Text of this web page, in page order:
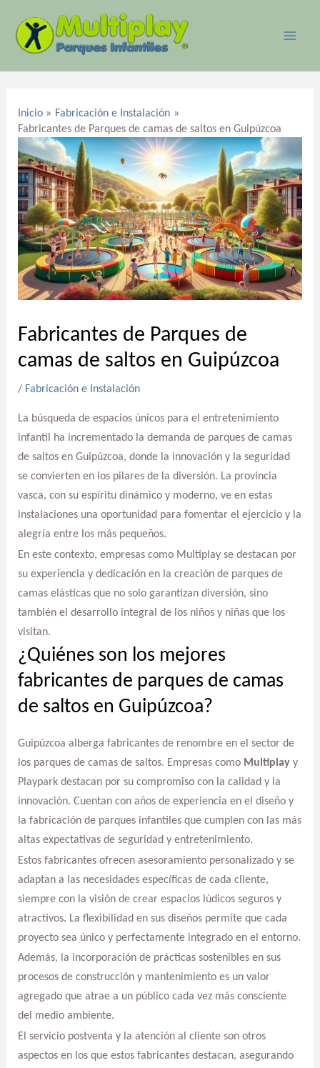
contenido
Inicio
Fabricación e Instalación
Fabricantes de Parques de camas de saltos en Guipúzcoa
Fabricantes de Parques de
camas de saltos en Guipúzcoa
/ Fabricación e Instalación
La búsqueda de espacios únicos para el entretenimiento
infantil ha incrementado la demanda de parques de camas
de saltos en Guipúzcoa, donde la innovación y la seguridad
se convierten en los pilares de la diversión. La provincia
vasca, con su espíritu dinámico y moderno, ve en estas
instalaciones una oportunidad para fomentar el ejercicio y la
alegría entre los más pequeños.
En este contexto, empresas como Multiplay se destacan por
su experiencia y dedicación en la creación de parques de
camas elásticas que no solo garantizan diversión, sino
también el desarrollo integral de los niños y niñas que los
visitan.
¿Quiénes son los mejores
fabricantes de parques de camas
de saltos en Guipúzcoa?
Guipúzcoa alberga fabricantes de renombre en el sector de
los parques de camas de saltos. Empresas como Multiplayy
Playpark destacan por su compromiso con la calidad y la
innovación. Cuentan con años de experiencia en el diseño y
la fabricación de parques infantiles que cumplen con las más
altas expectativas de seguridad y entretenimiento.
Estos fabricantes ofrecen asesoramiento personalizado y se
adaptan a las necesidades específicas de cada cliente,
siempre con la visión de crear espacios lúdicos seguros y
atractivos. La flexibilidad en sus diseños permite que cada
proyecto sea único y perfectamente integrado en el entorno.
Además, la incorporación de prácticas sostenibles en sus
procesos de construcción y mantenimiento es un valor
agregado que atrae a un público cada vez más consciente
del medio ambiente.
El servicio postventa y la atención al cliente son otros
aspectos en los que estos fabricantes destacan, asegurando
entradas